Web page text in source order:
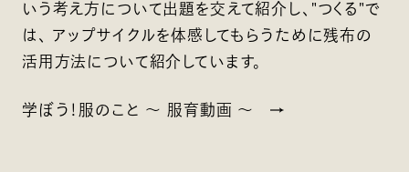
いう考え方について出題を交えて紹介し、"つくる"で
は、 アップサイクルを体感してもらうために残布の
活用方法について紹介しています。
学ぼう！服のこと ～ 服育動画 ～